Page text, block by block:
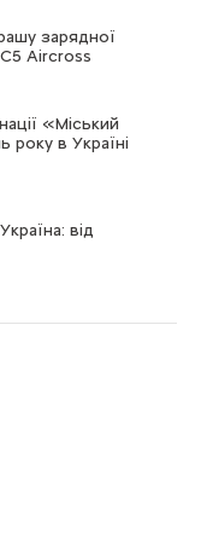
зарядної
Aircross
«Міський
в Україні
від